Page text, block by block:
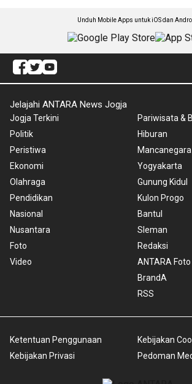
Unduh Mobile Apps untuk iOS dan
Jelajahi ANTARA News Jogja
Jogja Terkini
Politik
Peristiwa
Ekonomi
Olahraga
Pendidikan
Nasional
Nusantara
Foto
Video
Pariwisata &
Hiburan
Mancanegara
Yogyakarta
Gunung Kidul
Kulon Progo
Bantul
Sleman
Redaksi
ANTARA Foto
BrandA
RSS
Ketentuan Penggunaan
Kebijakan Privasi
Kebijakan
Pedoman